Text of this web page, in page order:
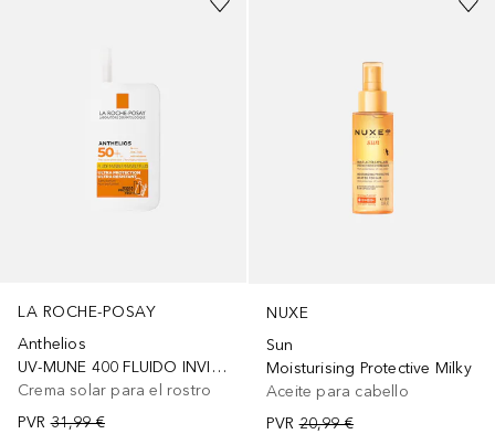
LA ROCHE-POSAY
Anthelios
UV-MUNE 400 FLUIDO INVISIBLE SPF50+
Crema solar para el rostro
PVR 31,99 €
NUXE
Sun
Moisturising Protective Milky
Aceite para cabello
PVR 20,99 €